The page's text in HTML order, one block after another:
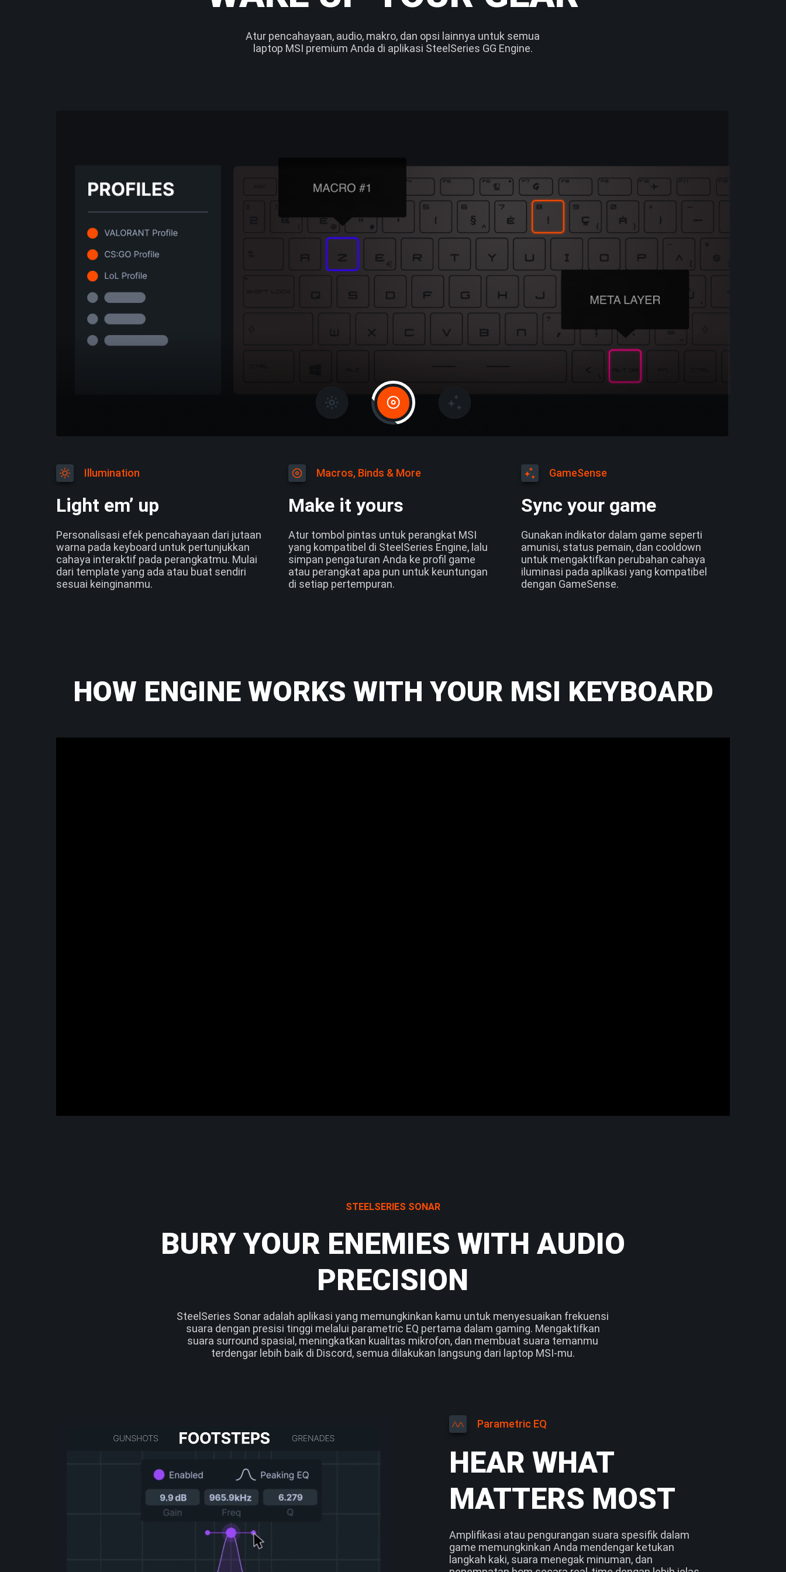
Atur pencahayaan, audio, makro, dan opsi lainnya untuk semua
laptop MSI premium Anda di aplikasi SteelSeries GG Engine.
Illumination
Light em’ up
Personalisasi efek pencahayaan dari jutaan
warna pada keyboard untuk pertunjukkan
cahaya interaktif pada perangkatmu. Mulai
dari template yang ada atau buat sendiri
sesuai keinginanmu.
Macros, Binds & More
Make it yours
Atur tombol pintas untuk perangkat MSI
yang kompatibel di SteelSeries Engine, lalu
simpan pengaturan Anda ke profil game
atau perangkat apa pun untuk keuntungan
di setiap pertempuran.
GameSense
Sync your game
Gunakan indikator dalam game seperti
amunisi, status pemain, dan cooldown
untuk mengaktifkan perubahan cahaya
iluminasi pada aplikasi yang kompatibel
dengan GameSense.
HOW ENGINE WORKS WITH YOUR MSI KEYBOARD
STEELSERIES SONAR
BURY YOUR ENEMIES WITH AUDIO
PRECISION
SteelSeries Sonar adalah aplikasi yang memungkinkan kamu untuk menyesuaikan frekuensi
suara dengan presisi tinggi melalui parametric EQ pertama dalam gaming. Mengaktifkan
suara surround spasial, meningkatkan kualitas mikrofon, dan membuat suara temanmu
terdengar lebih baik di Discord, semua dilakukan langsung dari laptop MSI-mu.
Parametric EQ
HEAR WHAT
MATTERS MOST
Amplifikasi atau pengurangan suara spesifik dalam
game memungkinkan Anda mendengar ketukan
langkah kaki, suara menegak minuman, dan